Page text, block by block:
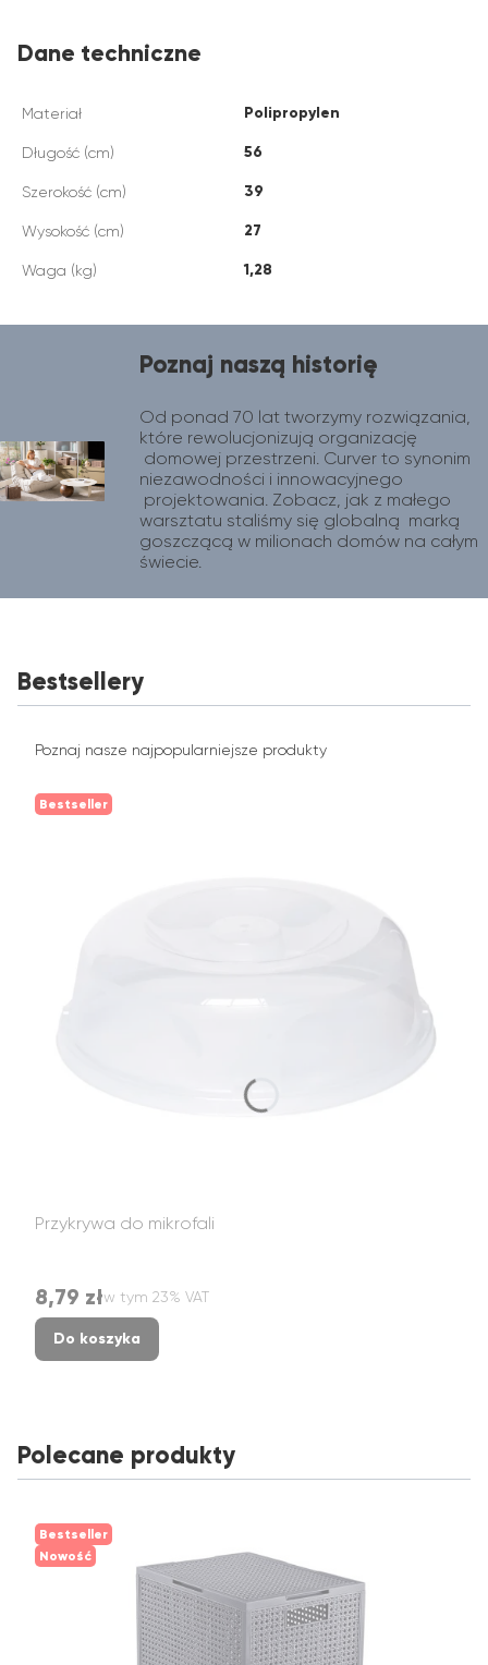
Dane techniczne
Materiał Polipropylen
Długość (cm) 56
Szerokość (cm) 39
Wysokość (cm) 27
Waga (kg) 1,28
Poznaj naszą historię
Od ponad 70 lat tworzymy rozwiązania,
które rewolucjonizują organizację
domowej przestrzeni. Curver to synonim
niezawodności i innowacyjnego
projektowania. Zobacz, jak z małego
warsztatu staliśmy się globalną  marką
goszczącą w milionach domów na całym
świecie.
Bestsellery
Poznaj nasze najpopularniejsze produkty
Bestseller
Przykrywa do mikrofali
Cena brutto
8,79 złw tym %s VAT
w tym 23% VAT
Do koszyka
Polecane produkty
Bestseller
Nowość